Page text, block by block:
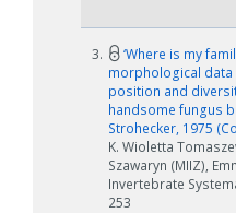
3.
‘Where is my
morphological data
position and
handsome fungus
Strohecker, 1975
K. Wioletta
Szawaryn (MIIZ),
Invertebrate
253